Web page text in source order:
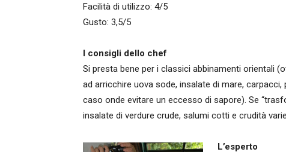
Facilità di utilizzo: 4/5
Gusto: 3,5/5
I consigli dello chef
Si presta bene per i classici abbinamenti orientali
ad arricchire uova sode, insalate di mare,
caso onde evitare un eccesso di sapore). Se
insalate di verdure crude, salumi cotti e crudità varie
L’esperto